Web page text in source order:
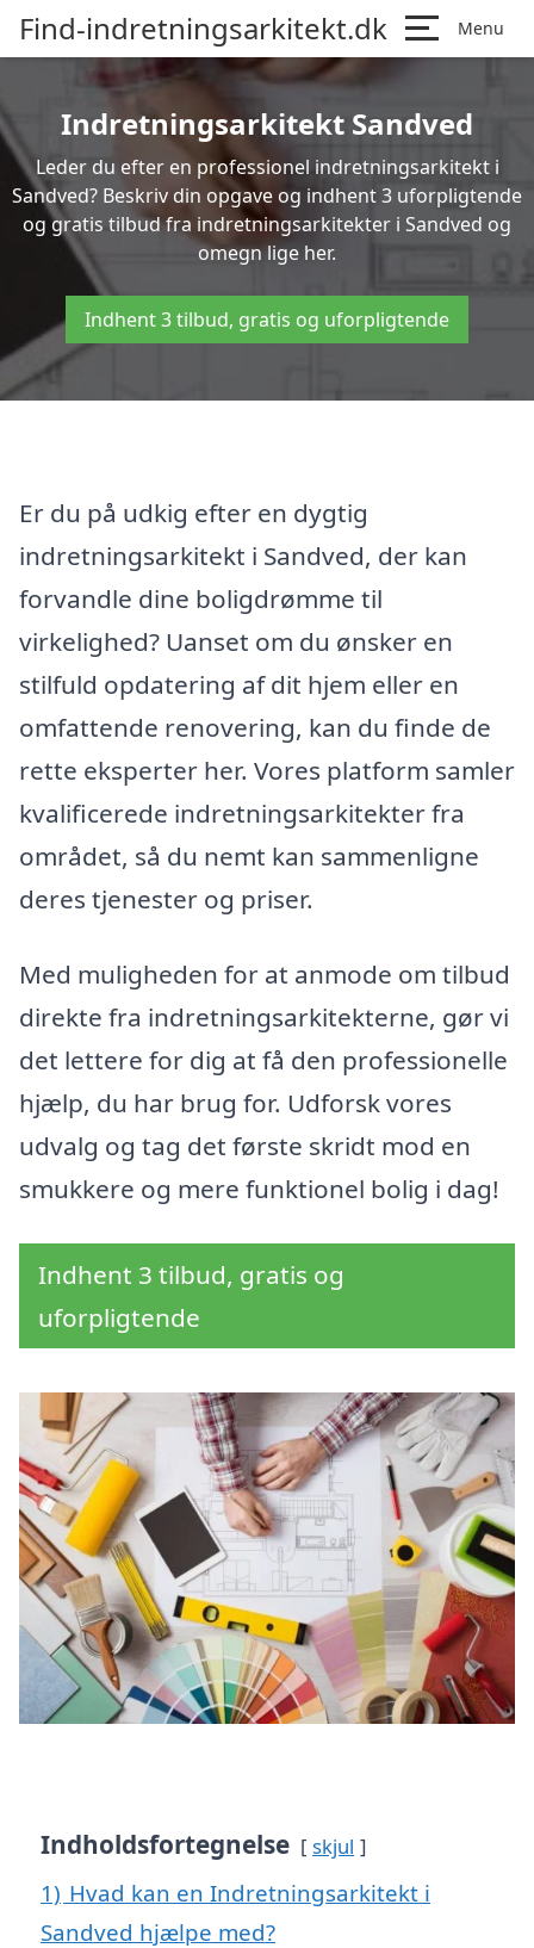
Find-indretningsarkitekt.dk Menu
Indretningsarkitekt Sandved
Leder du efter en professionel indretningsarkitekt i
Sandved? Beskriv din opgave og indhent 3 uforpligtende
og gratis tilbud fra indretningsarkitekter i Sandved og
omegn lige her.
Indhent 3 tilbud, gratis og uforpligtende
Er du på udkig efter en dygtig
indretningsarkitekt i Sandved, der kan
forvandle dine boligdrømme til
virkelighed? Uanset om du ønsker en
stilfuld opdatering af dit hjem eller en
omfattende renovering, kan du finde de
rette eksperter her. Vores platform samler
kvalificerede indretningsarkitekter fra
området, så du nemt kan sammenligne
deres tjenester og priser.
Med muligheden for at anmode om tilbud
direkte fra indretningsarkitekterne, gør vi
det lettere for dig at få den professionelle
hjælp, du har brug for. Udforsk vores
udvalg og tag det første skridt mod en
smukkere og mere funktionel bolig i dag!
Indhent 3 tilbud, gratis og
uforpligtende
Indholdsfortegnelse skjul
1) Hvad kan en Indretningsarkitekt i
Sandved hjælpe med?